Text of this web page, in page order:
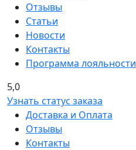
Отзывы
Статьи
Новости
Контакты
Программа лояльности
5,0
Узнать статус заказа
Доставка и Оплата
Отзывы
Контакты